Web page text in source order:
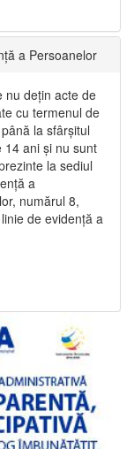
a Persoanelor
nu dețin acte de
cu termenul de
la sfârșitul
14 ani și nu sunt
la sediul
a
numărul 8,
de evidență a